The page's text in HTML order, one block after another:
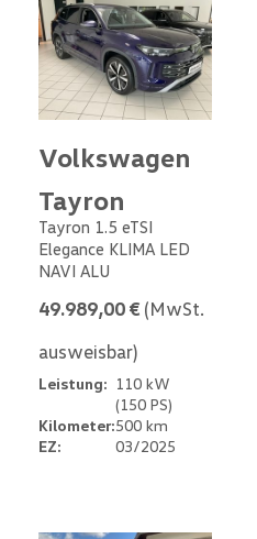
Volkswagen
Tayron
Tayron 1.5 eTSI
Elegance KLIMA LED
NAVI ALU
49.989,00 € (MwSt.
ausweisbar)
Leistung: 110 kW
(150 PS)
Kilometer:500 km
EZ:
03/2025